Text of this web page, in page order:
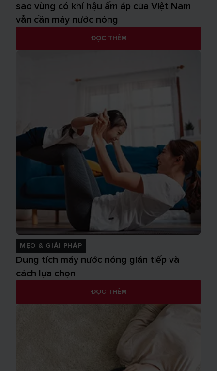
sao vùng có khí hậu ấm áp của Việt Nam
vẫn cần máy nước nóng
ĐỌC THÊM
MẸO & GIẢI PHÁP
Dung tích máy nước nóng gián tiếp và
cách lựa chọn
ĐỌC THÊM